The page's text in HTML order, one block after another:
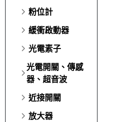
粉位計
緩衝啟動器
光電素子
光電開關、傳感
器、超音波
近接開關
放大器